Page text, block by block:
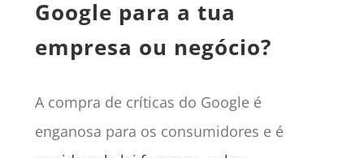
Google para a tua
empresa ou negócio?
A compra de críticas do Google é
enganosa para os consumidores e é